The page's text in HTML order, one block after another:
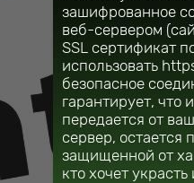
зашифрованное
веб-сервером
SSL сертификат
использовать
безопасное
гарантирует, что
передается от
сервер, остается
защищенной от
кто хочет